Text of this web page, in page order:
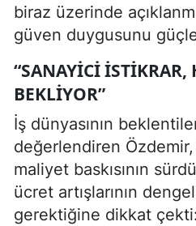
biraz üzerinde
güven duygusunu
“SANAYICI
BEKLIYOR”
İş dünyasının
değerlendiren
maliyet baskısının
ücret artışlarının
gerektiğine dikkat